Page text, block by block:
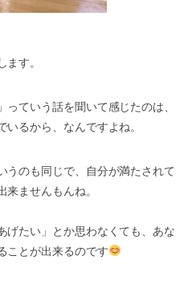
す。
ていう話を聞いて感じたのは、
るから、なんですよね。
うのも同じで、自分が満たされて
ませんもんね。
げたい」とか思わなくても、あな
ことが出来るのです